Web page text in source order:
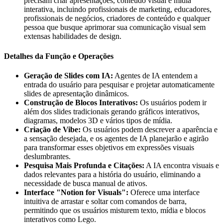
interativa, incluindo profissionais de marketing, educadores,
profissionais de negócios, criadores de conteúdo e qualquer
pessoa que busque aprimorar sua comunicação visual sem
extensas habilidades de design.
Detalhes da Função e Operações
Geração de Slides com IA: Agentes de IA entendem a
entrada do usuário para pesquisar e projetar automaticamente
slides de apresentação dinâmicos.
Construção de Blocos Interativos: Os usuários podem ir
além dos slides tradicionais gerando gráficos interativos,
diagramas, modelos 3D e vários tipos de mídia.
Criação de Vibe: Os usuários podem descrever a aparência e
a sensação desejada, e os agentes de IA planejarão e agirão
para transformar esses objetivos em expressões visuais
deslumbrantes.
Pesquisa Mais Profunda e Citações: A IA encontra visuais e
dados relevantes para a história do usuário, eliminando a
necessidade de busca manual de ativos.
Interface "Notion for Visuals": Oferece uma interface
intuitiva de arrastar e soltar com comandos de barra,
permitindo que os usuários misturem texto, mídia e blocos
interativos como Lego.